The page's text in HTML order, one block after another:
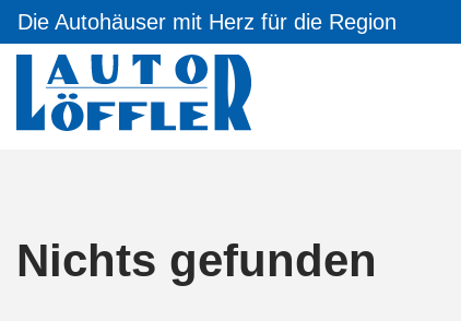
Die Autohäuser mit Herz für die Region
Nichts gefunden